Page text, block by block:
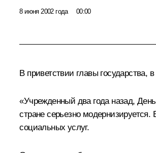
8 июня 2002 года 00:00
В приветствии главы государства,
«Учрежденный два года назад,
стране серьезно
социальных услуг.